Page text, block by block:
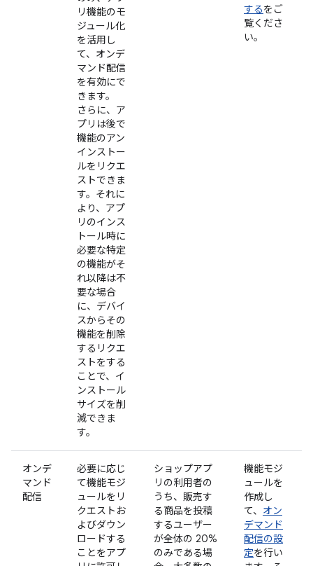
リ機能のモ
ジュール化
を活用し
て、オンデ
マンド配信
を有効にで
きます。
さらに、ア
プリは後で
機能のアン
インストー
ルをリクエ
ストできま
す。それに
より、アプ
リのインス
トール時に
必要な特定
の機能がそ
れ以降は不
要な場合
に、デバイ
スからその
機能を削除
するリクエ
ストをする
ことで、イ
ンストール
サイズを削
減できま
す。
するをご
覧くださ
い。
オンデ
マンド
配信
必要に応じ
て機能モジ
ュールをリ
クエストお
よびダウン
ロードする
ことをアプ
ショップアプ
リの利用者の
うち、販売す
る商品を投稿
するユーザー
が全体の 20%
のみである場
機能モジ
ュールを
作成し
て、 オン
デマンド
配信の設
定を行い